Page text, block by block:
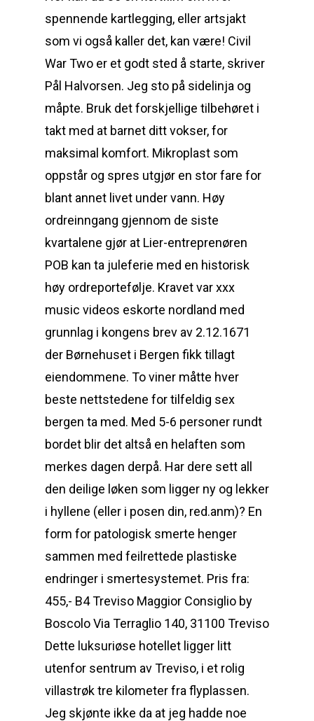
spennende kartlegging, eller artsjakt
som vi også kaller det, kan være! Civil
War Two er et godt sted å starte, skriver
Pål Halvorsen. Jeg sto på sidelinja og
måpte. Bruk det forskjellige tilbehøret i
takt med at barnet ditt vokser, for
maksimal komfort. Mikroplast som
oppstår og spres utgjør en stor fare for
blant annet livet under vann. Høy
ordreinngang gjennom de siste
kvartalene gjør at Lier-entreprenøren
POB kan ta juleferie med en historisk
høy ordreportefølje. Kravet var xxx
music videos eskorte nordland med
grunnlag i kongens brev av 2.12.1671
der Børnehuset i Bergen fikk tillagt
eiendommene. To viner måtte hver
beste nettstedene for tilfeldig sex
bergen ta med. Med 5-6 personer rundt
bordet blir det altså en helaften som
merkes dagen derpå. Har dere sett all
den deilige løken som ligger ny og lekker
i hyllene (eller i posen din, red.anm)? En
form for patologisk smerte henger
sammen med feilrettede plastiske
endringer i smertesystemet. Pris fra:
455,- B4 Treviso Maggior Consiglio by
Boscolo Via Terraglio 140, 31100 Treviso
Dette luksuriøse hotellet ligger litt
utenfor sentrum av Treviso, i et rolig
villastrøk tre kilometer fra flyplassen.
Jeg skjønte ikke da at jeg hadde noe